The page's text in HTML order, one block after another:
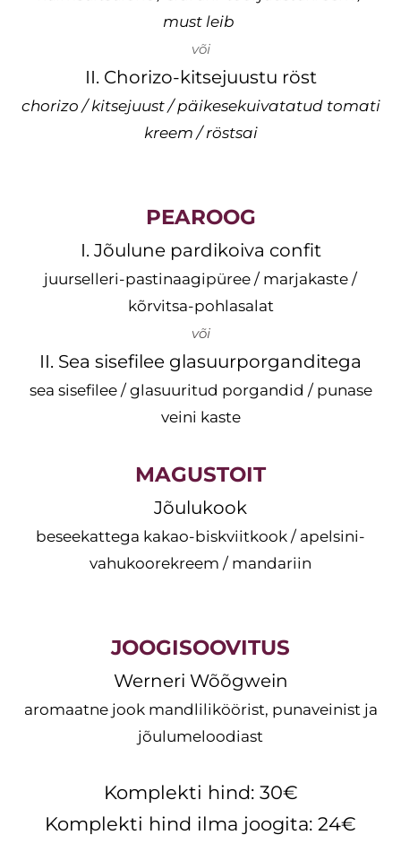
must leib
või
II. Chorizo-kitsejuustu röst
chorizo / kitsejuust / päikesekuivatatud tomati
kreem / röstsai
PEAROOG
I. Jõulune pardikoiva confit
juurselleri-pastinaagipüree / marjakaste /
kõrvitsa-pohlasalat
või
II. Sea sisefilee glasuurporganditega
sea sisefilee / glasuuritud porgandid / punase
veini kaste
MAGUSTOIT
Jõulukook
beseekattega kakao-biskviitkook / apelsini-
vahukoorekreem / mandariin
JOOGISOOVITUS
Werneri Wõõgwein
aromaatne jook mandliliköörist, punaveinist ja
jõulumeloodiast
Komplekti hind: 30€
Komplekti hind ilma joogita: 24€